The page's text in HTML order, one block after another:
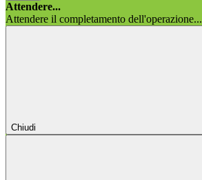
Attendere...
Attendere il completamento dell'operazione...
Chiudi